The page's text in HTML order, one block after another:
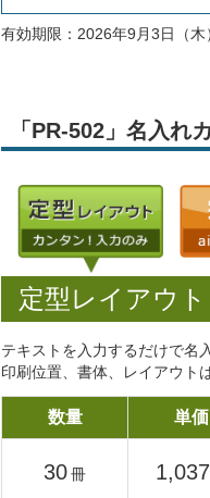
有効期限：2026年9月3日（
「PR-502」名入れ
定型レイアウト
テキストを入力するだけで名
印刷位置、書体、レイアウト
数量 単価
30冊 1,037